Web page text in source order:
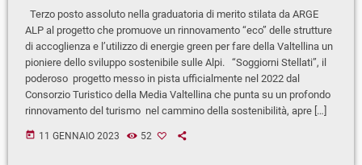
Terzo posto assoluto nella graduatoria di merito stilata da ARGE
ALP al progetto che promuove un rinnovamento “eco” delle strutture
di accoglienza e l’utilizzo di energie green per fare della Valtellina un
pioniere dello sviluppo sostenibile sulle Alpi. “Soggiorni Stellati”, il
poderoso progetto messo in pista ufficialmente nel 2022 dal
Consorzio Turistico della Media Valtellina che punta su un profondo
rinnovamento del turismo nel cammino della sostenibilità, apre […]
today 11 GENNAIO 2023 52